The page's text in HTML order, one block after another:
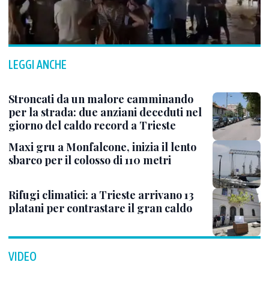
LEGGI ANCHE
Stroncati da un malore camminando
per la strada: due anziani deceduti nel
giorno del caldo record a Trieste
Maxi gru a Monfalcone, inizia il lento
sbarco per il colosso di 110 metri
Rifugi climatici: a Trieste arrivano 13
platani per contrastare il gran caldo
VIDEO